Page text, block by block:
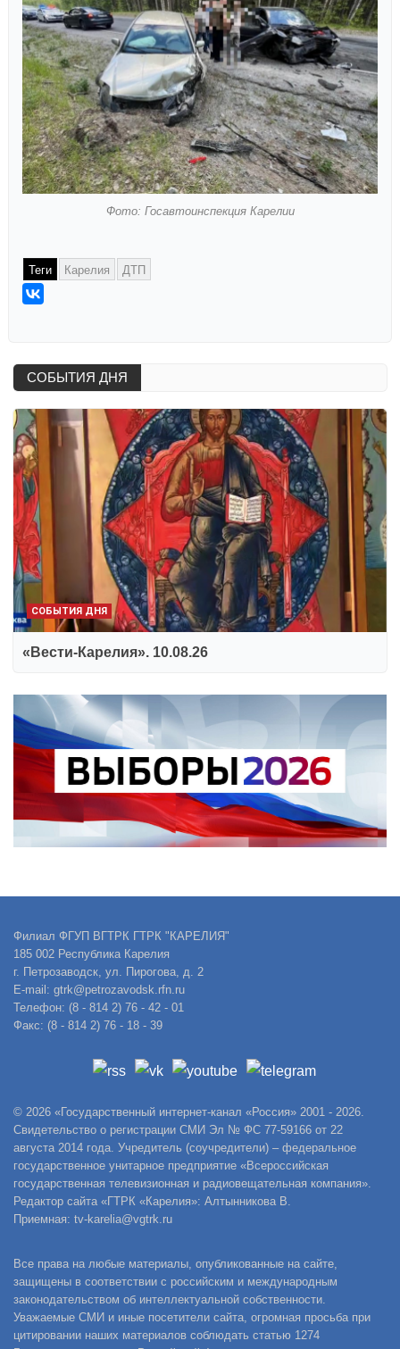
Фото: Госавтоинспекция Карелии
Теги Карелия ДТП
СОБЫТИЯ ДНЯ
СОБЫТИЯ ДНЯ
«Вести-Карелия». 10.08.26
Филиал ФГУП ВГТРК ГТРК "КАРЕЛИЯ"
185 002 Республика Карелия
г. Петрозаводск, ул. Пирогова, д. 2
E-mail: gtrk@petrozavodsk.rfn.ru
Телефон: (8 - 814 2) 76 - 42 - 01
Факс: (8 - 814 2) 76 - 18 - 39
© 2026 «Государственный интернет-канал «Россия» 2001 - 2026.
Свидетельство о регистрации СМИ Эл № ФС 77-59166 от 22
августа 2014 года. Учредитель (соучредители) – федеральное
государственное унитарное предприятие «Всероссийская
государственная телевизионная и радиовещательная компания».
Редактор сайта «ГТРК «Карелия»: Алтынникова В.
Приемная: tv-karelia@vgtrk.ru
Все права на любые материалы, опубликованные на сайте,
защищены в соответствии с российским и международным
законодательством об интеллектуальной собственности.
Уважаемые СМИ и иные посетители сайта, огромная просьба при
цитировании наших материалов соблюдать статью 1274